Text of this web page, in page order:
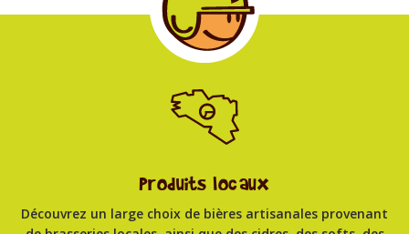
Produits locaux
Découvrez un large choix de bières artisanales provenant